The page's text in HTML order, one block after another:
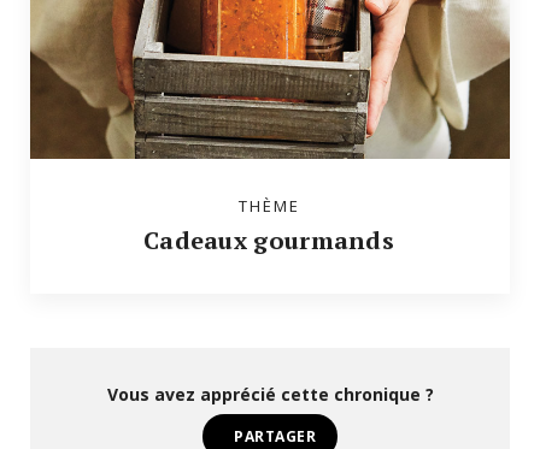
THÈME
Cadeaux gourmands
Vous avez apprécié cette chronique ?
PARTAGER